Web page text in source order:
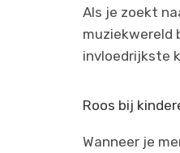
Als je zoekt
muziekwereld
invloedrijkste
Roos bij
Wanneer je